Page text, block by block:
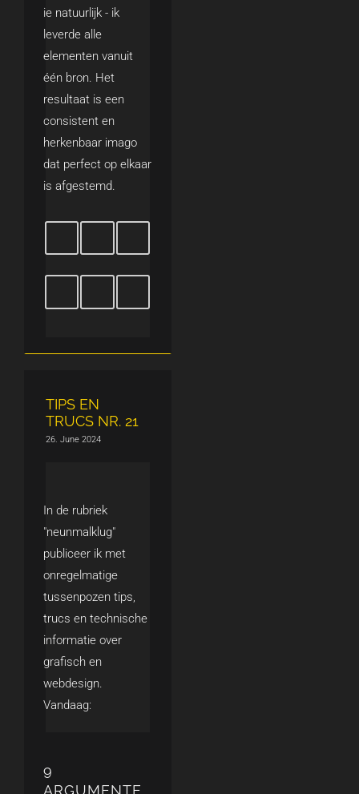
ie natuurlijk - ik
leverde alle
elementen vanuit
één bron. Het
resultaat is een
consistent en
herkenbaar imago
dat perfect op elkaar
is afgestemd.
TIPS EN
TRUCS NR. 21
26. June 2024
In de rubriek
"neunmalklug"
publiceer ik met
onregelmatige
tussenpozen tips,
trucs en technische
informatie over
grafisch en
webdesign.
Vandaag:
9
ARGUMENTE